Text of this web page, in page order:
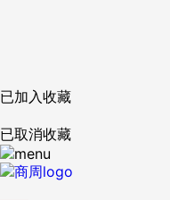
已加入收藏
已取消收藏